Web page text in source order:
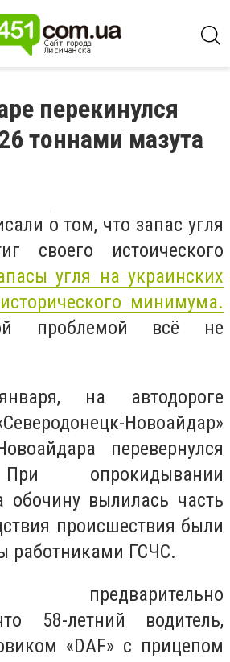
перекинулся
тоннами мазута
о том, что запас угля
своего истоического
угля на украинских
минимума.
проблемой всё не
на автодороге
Новоайдар»
перевернулся
опрокидывании
обочину вылилась часть
происшествия были
работниками ГСЧС.
предварительно
58-летний водитель,
«DAF» с прицепом